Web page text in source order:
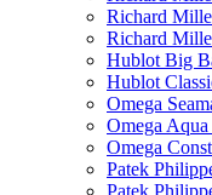
Richard
Richard
Hublot Big
Hublot
Omega
Omega
Omega
Patek